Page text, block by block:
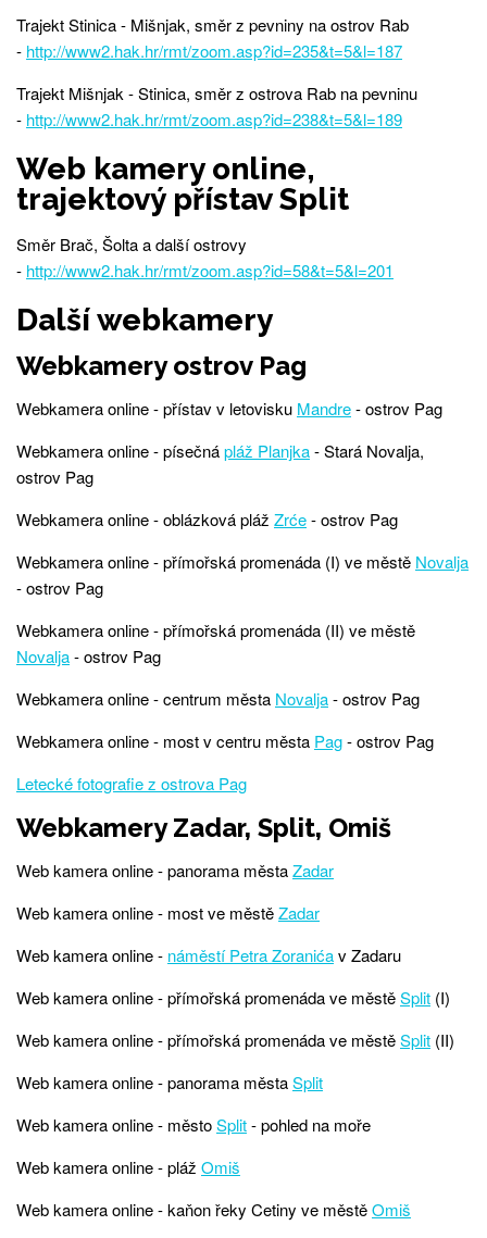
Trajekt Stinica - Mišnjak, směr z pevniny na ostrov Rab
- http://www2.hak.hr/rmt/zoom.asp?id=235&t=5&l=187
Trajekt Mišnjak - Stinica, směr z ostrova Rab na pevninu
- http://www2.hak.hr/rmt/zoom.asp?id=238&t=5&l=189
Web kamery online,
trajektový přístav Split
Směr Brač, Šolta a další ostrovy
- http://www2.hak.hr/rmt/zoom.asp?id=58&t=5&l=201
Další webkamery
Webkamery ostrov Pag
Webkamera online - přístav v letovisku Mandre- ostrov Pag
Webkamera online - písečnápláž Planjka- Stará Novalja,
ostrov Pag
Webkamera online - oblázková pláž Zrće- ostrov Pag
Webkamera online - přímořská promenáda (I) ve městě Novalja
- ostrov Pag
Webkamera online - přímořská promenáda (II) ve městě
Novalja- ostrov Pag
Webkamera online - centrum města Novalja- ostrov Pag
Webkamera online - most v centru města Pag- ostrov Pag
Letecké fotografie z ostrova Pag
Webkamery Zadar, Split, Omiš
Web kamera online - panorama městaZadar
Web kamera online - most ve městěZadar
Web kamera online - náměstí Petra Zoranićav Zadaru
Web kamera online - přímořská promenáda ve městěSplit (I)
Web kamera online - přímořská promenáda ve městěSplit (II)
Web kamera online - panorama městaSplit
Web kamera online - městoSplit- pohled na moře
Web kamera online - pláž Omiš
Web kamera online - kaňon řeky Cetiny ve městěOmiš